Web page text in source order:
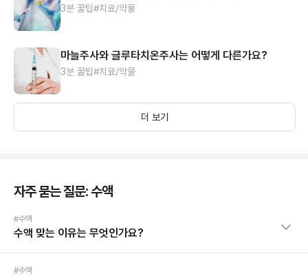
3분 꿀팁#치료/약물
마늘주사와 글루타치온주사는 어떻게 다른가요?
3분 꿀팁#치료/약물
더 보기
자주 묻는 질문: 수액
#수액
수액 맞는 이유는 무엇인가요?
#수액